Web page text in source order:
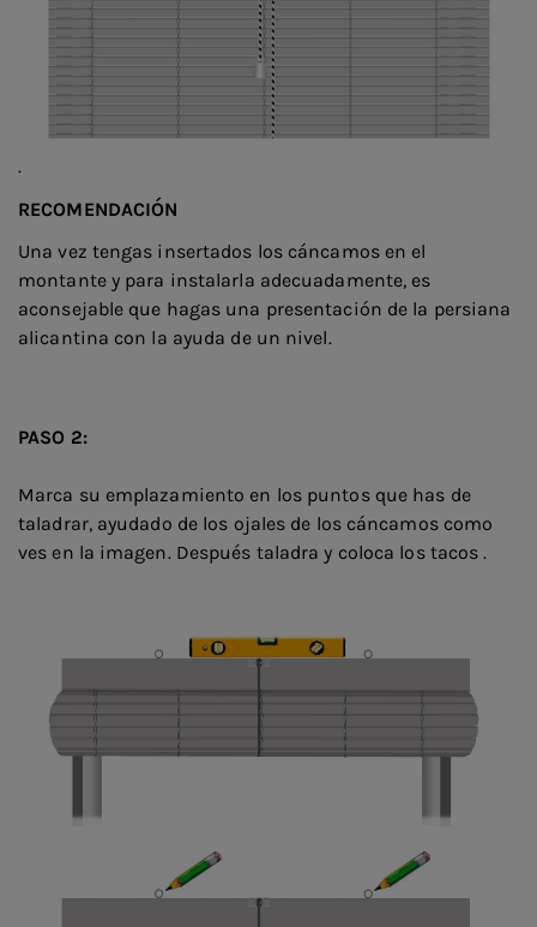
.
RECOMENDACIÓN
Una vez tengas insertados los cáncamos en el
montante y para instalarla adecuadamente, es
aconsejable que hagas una presentación de la persiana
alicantina con la ayuda de un nivel.
PASO 2:
Marca su emplazamiento en los puntos que has de
taladrar, ayudado de los ojales de los cáncamos como
ves en la imagen. Después taladra y coloca los tacos .